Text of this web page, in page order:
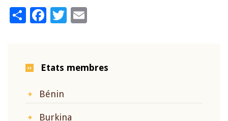
ShareFacebook
Twitter
Etats membres
Bénin
Burkina